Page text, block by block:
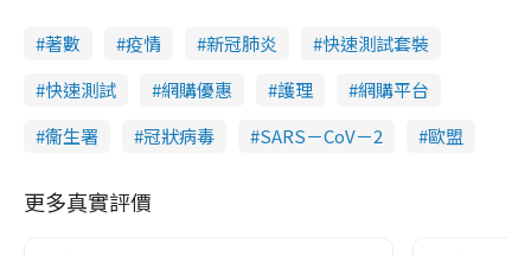
著數 疫情 新冠肺炎
快速測試套裝
快速測試
網購優惠 護理
網購平台
衞生署
冠狀病毒 SARS－CoV－2 歐盟
更多真實評價